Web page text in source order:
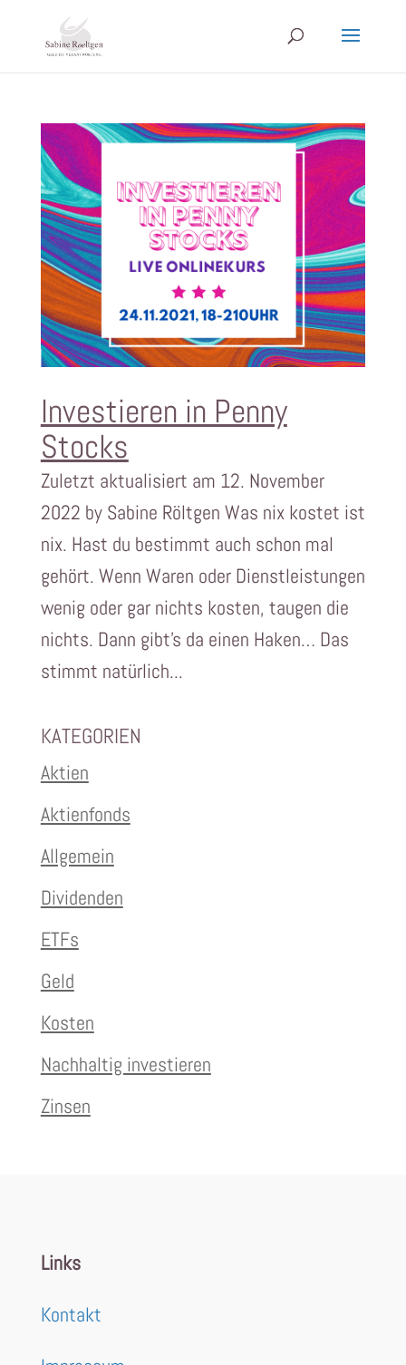
Investieren in Penny
Stocks
Zuletzt aktualisiert am 12. November
2022 by Sabine Röltgen Was nix kostet ist
nix. Hast du bestimmt auch schon mal
gehört. Wenn Waren oder Dienstleistungen
wenig oder gar nichts kosten, taugen die
nichts. Dann gibt’s da einen Haken… Das
stimmt natürlich...
KATEGORIEN
Aktien
Aktienfonds
Allgemein
Dividenden
ETFs
Geld
Kosten
Nachhaltig investieren
Zinsen
Links
Kontakt